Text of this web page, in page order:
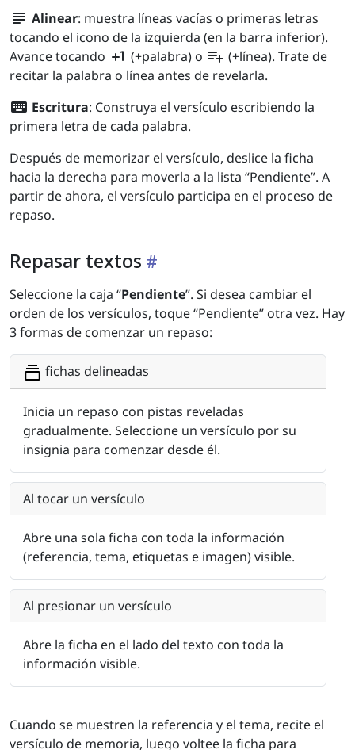
subject Alinear: muestra líneas vacías o primeras letras
tocando el icono de la izquierda (en la barra inferior).
Avance tocando plus_one (+palabra) o playlist_add (+línea). Trate de
recitar la palabra o línea antes de revelarla.
keyboard Escritura: Construya el versículo escribiendo la
primera letra de cada palabra.
Después de memorizar el versículo, deslice la ficha
hacia la derecha para moverla a la lista “Pendiente”. A
partir de ahora, el versículo participa en el proceso de
repaso.
Repasar textos
Seleccione la caja “Pendiente”. Si desea cambiar el
orden de los versículos, toque “Pendiente” otra vez. Hay
3 formas de comenzar un repaso:
fichas delineadas
Inicia un repaso con pistas reveladas
gradualmente. Seleccione un versículo por su
insignia para comenzar desde él.
Al tocar un versículo
Abre una sola ficha con toda la información
(referencia, tema, etiquetas e imagen) visible.
Al presionar un versículo
Abre la ficha en el lado del texto con toda la
información visible.
Cuando se muestren la referencia y el tema, recite el
versículo de memoria, luego voltee la ficha para